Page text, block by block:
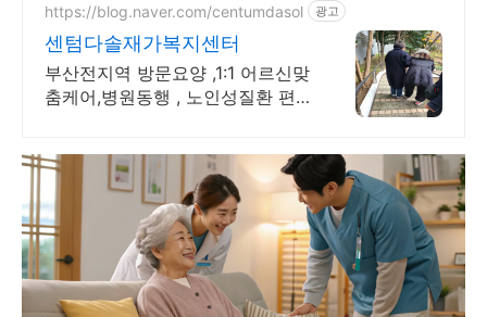
https://blog.naver.com/centumdasol 광고
센텀다솔재가복지센터
부산전지역 방문요양 ,1:1 어르신맞
춤케어,병원동행 , 노인성질환 편